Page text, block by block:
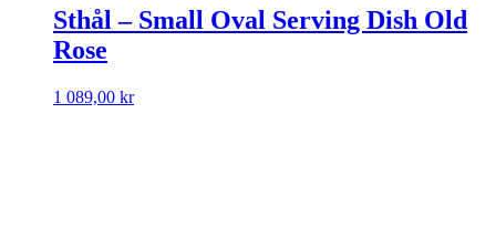
Sthål – Small Oval Serving Dish Old
Rose
1 089,00 kr